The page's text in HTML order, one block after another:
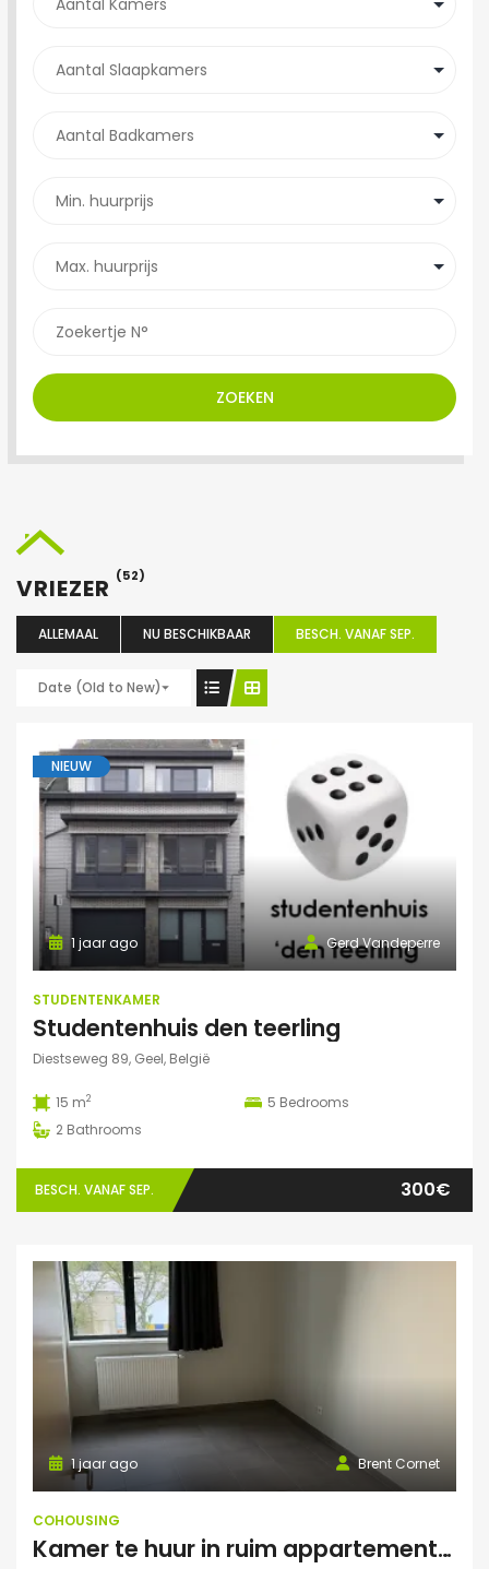
ZOEKEN
VRIEZER (52)
ALLEMAAL NU BESCHIKBAAR BESCH. VANAF SEP.
Date (Old to New)
NIEUW
Gerd Vandeperre
1 jaar ago
STUDENTENKAMER
Studentenhuis den teerling
Diestseweg 89, Geel, België
15 m2 5 Bedrooms
2 Bathrooms
BESCH. VANAF SEP. 300€
Brent Cornet
1 jaar ago
COHOUSING
Kamer te huur in ruim appartement (Elsene)